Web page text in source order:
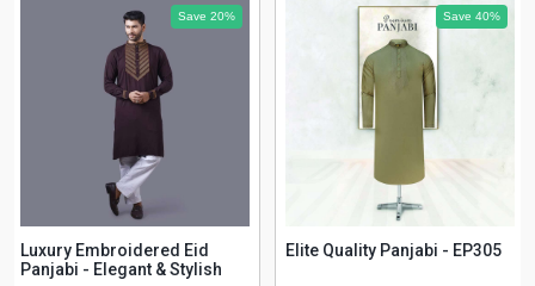
Save 20%
Luxury Embroidered Eid
Panjabi - Elegant & Stylish
Save 40%
Elite Quality Panjabi - EP305